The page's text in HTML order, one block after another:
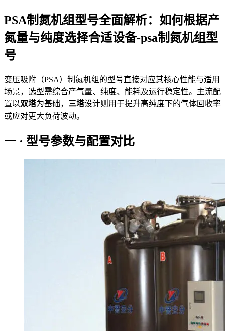
PSA制氮机组型号全面解析：如何根据产
氮量与纯度选择合适设备-psa制氮机组型
号
变压吸附（PSA）制氮机组的型号直接对应其核心性能与适用
场景，选型需综合产气量、纯度、能耗及运行稳定性。主流配
置以双塔为基础， 三塔设计则用于提升高纯度下的气体回收率
或应对更大负荷波动。
一 · 型号参数与配置对比